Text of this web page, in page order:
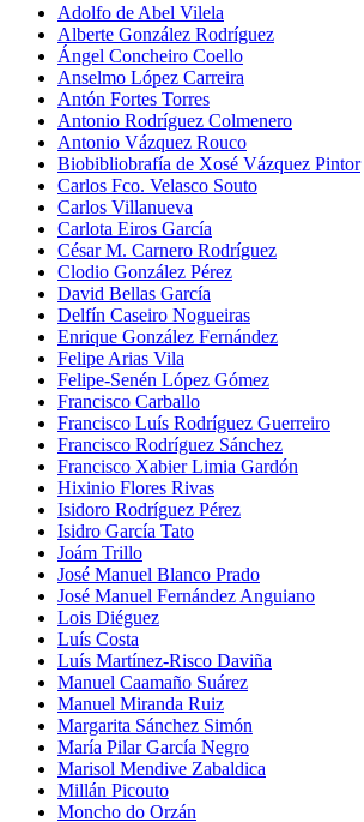
Adolfo de Abel Vilela
Alberte González Rodríguez
Ángel Concheiro Coello
Anselmo López Carreira
Antón Fortes Torres
Antonio Rodríguez Colmenero
Antonio Vázquez Rouco
Biobibliobrafía de Xosé Vázquez Pintor
Carlos Fco. Velasco Souto
Carlos Villanueva
Carlota Eiros García
César M. Carnero Rodríguez
Clodio González Pérez
David Bellas García
Delfín Caseiro Nogueiras
Enrique González Fernández
Felipe Arias Vila
Felipe-Senén López Gómez
Francisco Carballo
Francisco Luís Rodríguez Guerreiro
Francisco Rodríguez Sánchez
Francisco Xabier Limia Gardón
Hixinio Flores Rivas
Isidoro Rodríguez Pérez
Isidro García Tato
Joám Trillo
José Manuel Blanco Prado
José Manuel Fernández Anguiano
Lois Diéguez
Luís Costa
Luís Martínez-Risco Daviña
Manuel Caamaño Suárez
Manuel Miranda Ruiz
Margarita Sánchez Simón
María Pilar García Negro
Marisol Mendive Zabaldica
Millán Picouto
Moncho do Orzán